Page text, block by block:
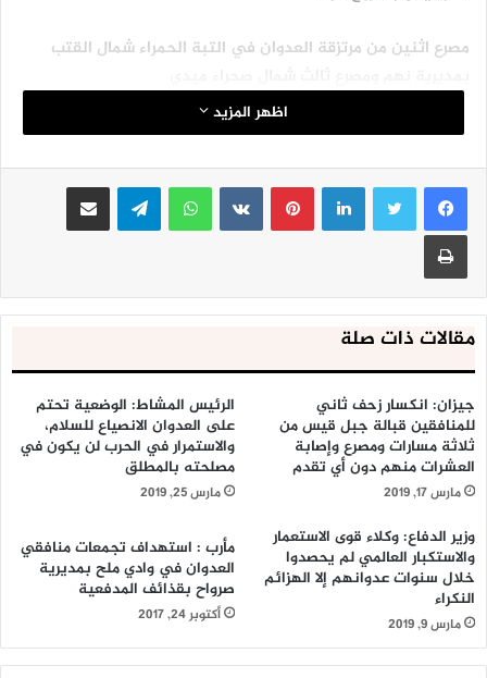
مصرع اثنين من مرتزقة العدوان في التبة الحمراء شمال القتب
#موقع_مأرب_برس
telegram.me/maribpress1
اظهر المزيد
لينكدإنبينتيريست واتساب تيلقرام مشاركة عبر البريد
طباعة
مقالات ذات صلة
جيزان: انكسار زحف ثاني
للمنافقين قبالة جبل قيس من
ثلاثة مسارات ومصرع وإصابة
العشرات منهم دون أي تقدم
مارس 17, 2019
الرئيس المشاط: الوضعية تحتم
على العدوان الانصياع للسلام،
والاستمرار في الحرب لن يكون في
مصلحته بالمطلق
مارس 25, 2019
وزير الدفاع: وكلاء قوى الاستعمار
والاستكبار العالمي لم يحصدوا
خلال سنوات عدوانهم إلا الهزائم
النكراء
مارس 9, 2019
مأرب : استهداف تجمعات منافقي
العدوان في وادي ملح بمديرية
صرواح بقذائف المدفعية
أكتوبر 24, 2017